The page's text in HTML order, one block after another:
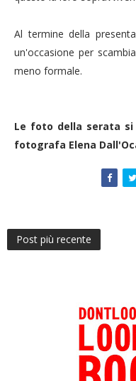
Al termine della
un'occasione per
meno formale.
Le foto della serata si
fotografa Elena
Post più recente